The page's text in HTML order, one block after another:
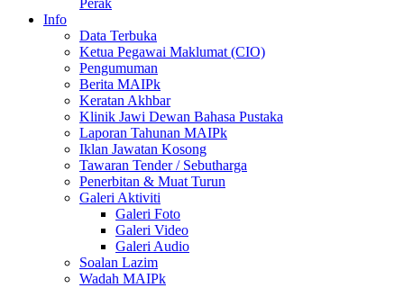
Perak
Info
Data Terbuka
Ketua Pegawai Maklumat (CIO)
Pengumuman
Berita MAIPk
Keratan Akhbar
Klinik Jawi Dewan Bahasa Pustaka
Laporan Tahunan MAIPk
Iklan Jawatan Kosong
Tawaran Tender / Sebutharga
Penerbitan & Muat Turun
Galeri Aktiviti
Galeri Foto
Galeri Video
Galeri Audio
Soalan Lazim
Wadah MAIPk